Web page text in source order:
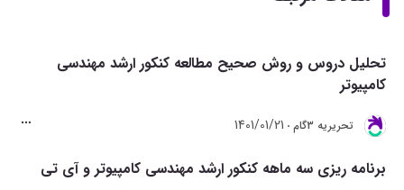
تحلیل دروس و روش صحیح مطالعه کنکور ارشد مهندسی
کامپیوتر
تحريريه 3گام 1401/01/21
برنامه ریزی سه ماهه کنکور ارشد مهندسی کامپیوتر و آی تی